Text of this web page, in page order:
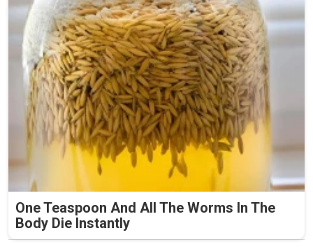
One Teaspoon And All The Worms In The
Body Die Instantly